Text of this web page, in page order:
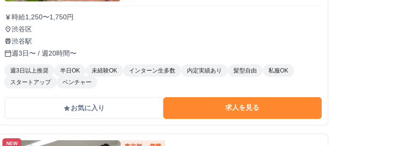
currency_yen時給1,250〜1,750円
place渋谷区
train渋谷駅
calendar_today週3日〜 / 週20時間〜
週3日以上推奨 半日OK 未経験OK インターン生多数 内定実績あり 髪型自由
私服OK
スタートアップ
ベンチャー
gradeお気に入り 求人を見る
NEW